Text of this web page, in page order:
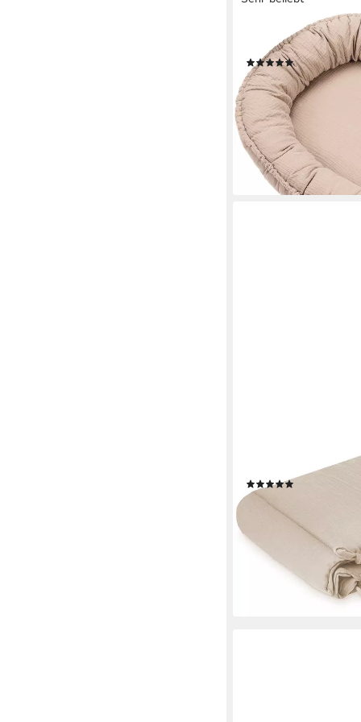
JULIUS ZÖLLNER
Kuschelnest NIDO,
(46)
ab 34,25 € UVP59,95 €
-43%
lieferbar in 2 Wochen
Bettnestchen
ab 29,09 €
lieferbar in 2 Wochen